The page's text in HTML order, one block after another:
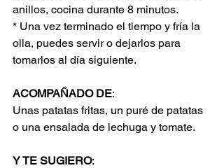
anillos, cocina durante 8 minutos.
* Una vez terminado el tiempo y fría la
olla, puedes servir o dejarlos para
tomarlos al día siguiente.
ACOMPAÑADO DE:
Unas patatas fritas, un puré de patatas
o una ensalada de lechuga y tomate.
Y TE SUGIERO: